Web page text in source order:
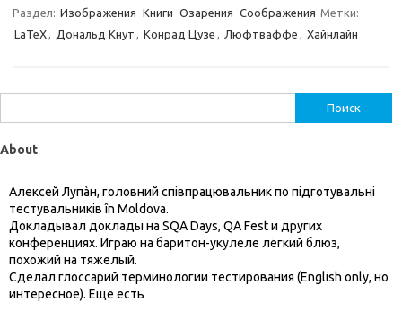
Раздел: Изображения Книги Озарения Соображения Метки:
LaTeX, Дональд Кнут , Конрад Цузе , Люфтваффе , Хайнлайн
About
Алексей Лупàн, головний спiвпрацювальник по підготувальні
тестувальників în Moldova.
Докладывал доклады на SQA Days, QA Fest и других
конференциях. Играю на баритон-укулеле лёгкий блюз,
похожий на тяжелый.
Сделал глоссарий терминологии тестирования (English only, но
интересное). Ещё есть